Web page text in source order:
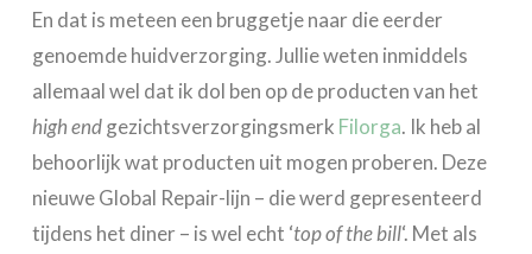
En dat is meteen een bruggetje naar die eerder
genoemde huidverzorging. Jullie weten inmiddels
allemaal wel dat ik dol ben op de producten van het
high endgezichtsverzorgingsmerk Filorga. Ik heb al
behoorlijk wat producten uit mogen proberen. Deze
nieuwe Global Repair-lijn – die werd gepresenteerd
tijdens het diner – is wel echt ‘top of the bill‘. Met als